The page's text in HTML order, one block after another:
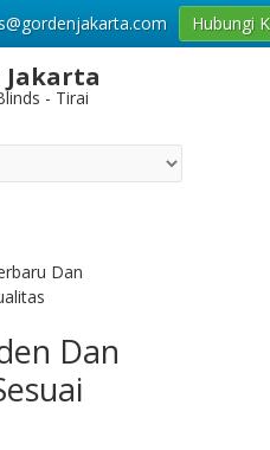
Jakarta
- Tirai
Dan
Hubungi